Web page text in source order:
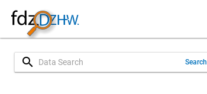
search Search